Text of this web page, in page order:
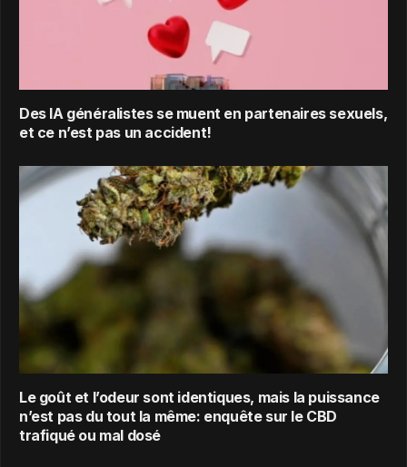
Des IA généralistes se muent en partenaires sexuels,
et ce n’est pas un accident!
Le goût et l’odeur sont identiques, mais la puissance
n’est pas du tout la même: enquête sur le CBD
trafiqué ou mal dosé